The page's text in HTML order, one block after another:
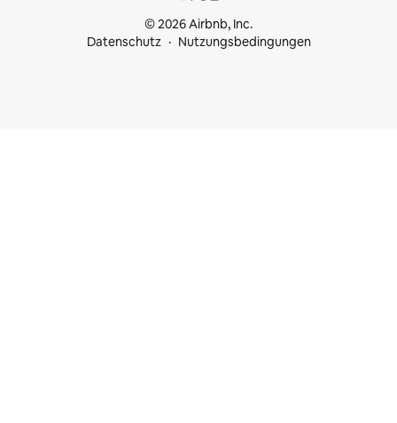
© 2026 Airbnb, Inc.
Datenschutz
Nutzungsbedingungen